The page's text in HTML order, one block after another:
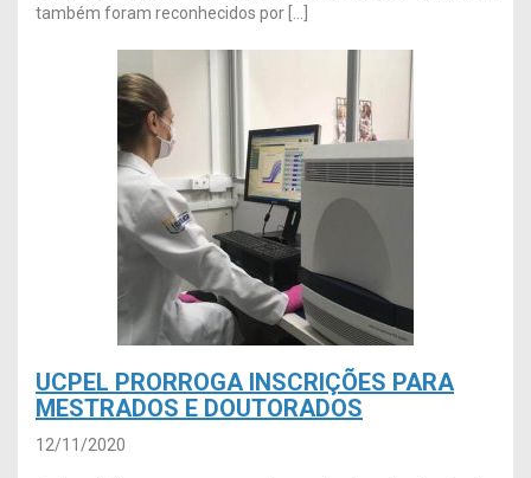
também foram reconhecidos por […]
UCPEL PRORROGA INSCRIÇÕES PARA
MESTRADOS E DOUTORADOS
12/11/2020